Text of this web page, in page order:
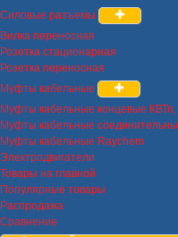
Силовые разъемы
Вилка переносная
Розетка стационарная
Розетка переносная
Муфты кабельные
Муфты кабельные концевые
Муфты кабельные
Муфты кабельные Raychem
Электродвигатели
Товары на главной
Популярные товары
Распродажа
Сравнение